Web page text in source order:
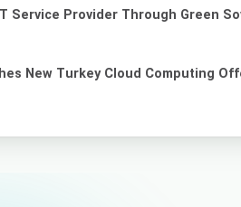
Service Provider Through Green
New Turkey Cloud Computing